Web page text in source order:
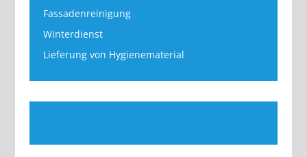
Fassadenreinigung
Winterdienst
Lieferung von Hygienematerial